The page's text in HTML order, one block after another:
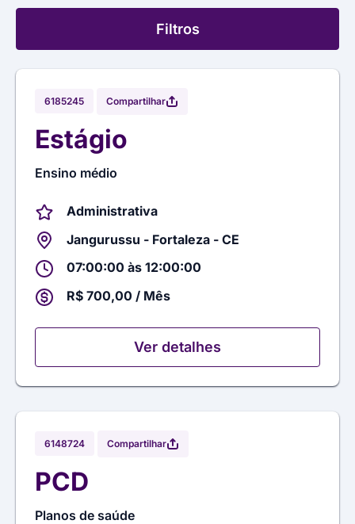
Filtros
6185245 Compartilhar
Estágio
Ensino médio
Administrativa
Jangurussu - Fortaleza - CE
07:00:00 às 12:00:00
R$ 700,00 / Mês
Ver detalhes
6148724 Compartilhar
PCD
Planos de saúde